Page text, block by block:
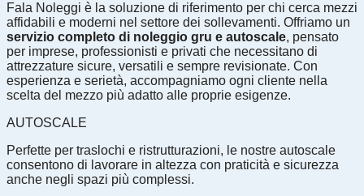
Fala Noleggi è la soluzione di riferimento per chi cerca mezzi
affidabili e moderni nel settore dei sollevamenti. Offriamo un
servizio completo di noleggio gru e autoscale, pensato
per imprese, professionisti e privati che necessitano di
attrezzature sicure, versatili e sempre revisionate. Con
esperienza e serietà, accompagniamo ogni cliente nella
scelta del mezzo più adatto alle proprie esigenze.
AUTOSCALE
Perfette per traslochi e ristrutturazioni, le nostre autoscale
consentono di lavorare in altezza con praticità e sicurezza
anche negli spazi più complessi.